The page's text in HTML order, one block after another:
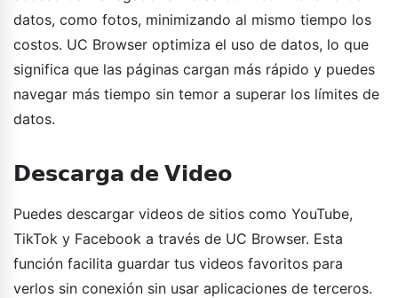
datos, como fotos, minimizando al mismo tiempo los
costos. UC Browser optimiza el uso de datos, lo que
significa que las páginas cargan más rápido y puedes
navegar más tiempo sin temor a superar los límites de
datos.
𝗗𝗲𝘀𝗰𝗮𝗿𝗴𝗮 𝗱𝗲 𝗩𝗶𝗱𝗲𝗼
Puedes descargar videos de sitios como YouTube,
TikTok y Facebook a través de UC Browser. Esta
función facilita guardar tus videos favoritos para
verlos sin conexión sin usar aplicaciones de terceros.